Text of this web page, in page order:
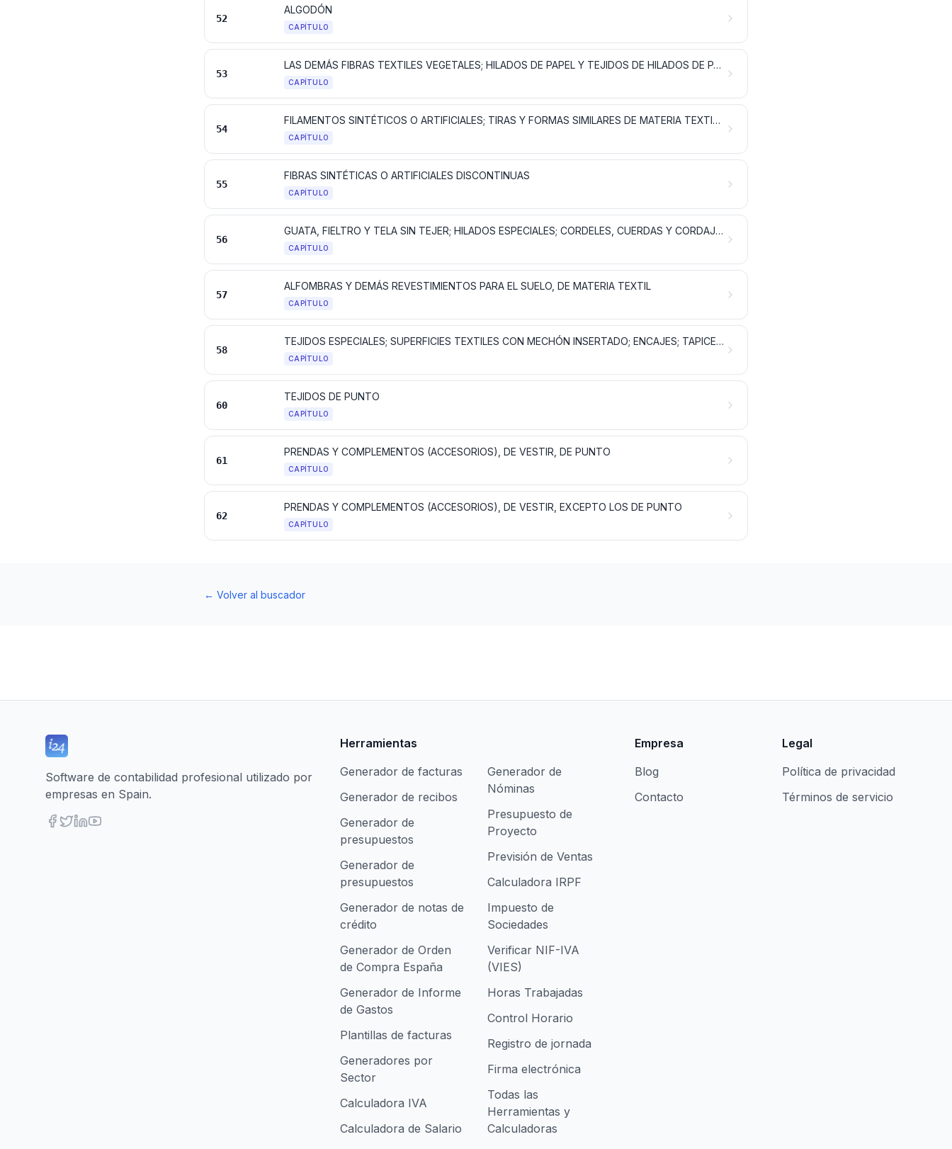
52
ALGODÓN
CAPÍTULO
53
LAS DEMÁS FIBRAS TEXTILES VEGETALES; HILADOS DE PAPEL Y TEJIDOS DE HILADOS DE PAPEL
CAPÍTULO
54
FILAMENTOS SINTÉTICOS O ARTIFICIALES; TIRAS Y FORMAS SIMILARES DE MATERIA TEXTIL SINTÉTICA O ARTIFICIAL
CAPÍTULO
55
FIBRAS SINTÉTICAS O ARTIFICIALES DISCONTINUAS
CAPÍTULO
56
GUATA, FIELTRO Y TELA SIN TEJER; HILADOS ESPECIALES; CORDELES, CUERDAS Y CORDAJES; ARTÍCULOS DE CORDELERÍA
CAPÍTULO
57
ALFOMBRAS Y DEMÁS REVESTIMIENTOS PARA EL SUELO, DE MATERIA TEXTIL
CAPÍTULO
58
TEJIDOS ESPECIALES; SUPERFICIES TEXTILES CON MECHÓN INSERTADO; ENCAJES; TAPICERÍA; PASAMANERÍA; BORDADOS
CAPÍTULO
60
TEJIDOS DE PUNTO
CAPÍTULO
61
PRENDAS Y COMPLEMENTOS (ACCESORIOS), DE VESTIR, DE PUNTO
CAPÍTULO
62
PRENDAS Y COMPLEMENTOS (ACCESORIOS), DE VESTIR, EXCEPTO LOS DE PUNTO
CAPÍTULO
← Volver al buscador
Software de contabilidad profesional utilizado por
empresas en Spain.
Herramientas
Generador de facturas
Generador de recibos
Generador de
presupuestos
Generador de
presupuestos
Generador de notas de
crédito
Generador de Orden
de Compra España
Generador de Informe
de Gastos
Plantillas de facturas
Generadores por
Sector
Calculadora IVA
Calculadora de Salario
Generador de
Nóminas
Presupuesto de
Proyecto
Previsión de Ventas
Calculadora IRPF
Impuesto de
Sociedades
Verificar NIF-IVA
(VIES)
Horas Trabajadas
Control Horario
Registro de jornada
Firma electrónica
Todas las
Herramientas y
Calculadoras
Empresa
Blog
Contacto
Legal
Política de privacidad
Términos de servicio